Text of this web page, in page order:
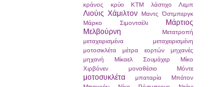
κράνος
κρύο ΚΤΜ λάστιχο Λεμπ
Λιούις Χάμιλτον Μαντς Όστμπεργκ
Μάρκο Σιμοντσέλι
Μάρτιος
Μελβούρνη
Μετατροπή
μεταχειρισμένα
μεταχειρισμένη
μοτοσικλέτα
μέτρα εορτών
μηχανές
μηχανή
Μίκαελ Σουμάχερ
Μίκο
Χιρβόνεν
μονοθέσιο Μόντε
μοτοσυκλέτα μπαταρία
Μπάτον